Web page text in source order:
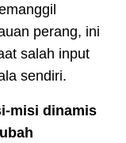
perang, ini
salah input
sendiri.
misi dinamis